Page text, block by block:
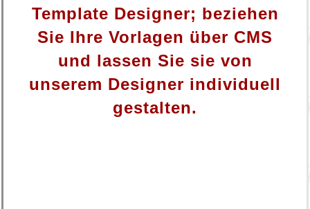
Template Designer; beziehen
Sie Ihre Vorlagen über CMS
und lassen Sie sie von
unserem Designer individuell
gestalten.